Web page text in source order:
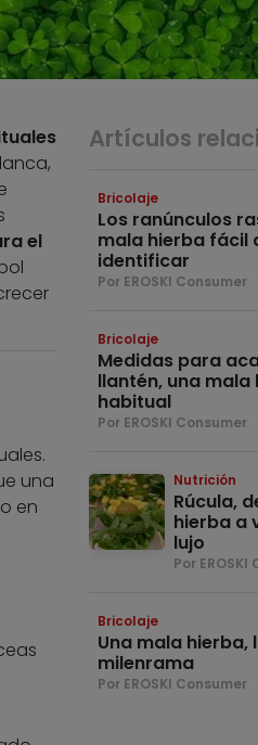
el
una
en
Artículos
Bricolaje
Los ranúnculos
mala hierba fácil
identificar
Por EROSKI Consumer
Bricolaje
Medidas para
llantén, una mala
habitual
Por EROSKI Consumer
Nutrición
Rúcula,
hierba a
lujo
Por EROSKI
Bricolaje
Una mala hierba,
milenrama
Por EROSKI Consumer